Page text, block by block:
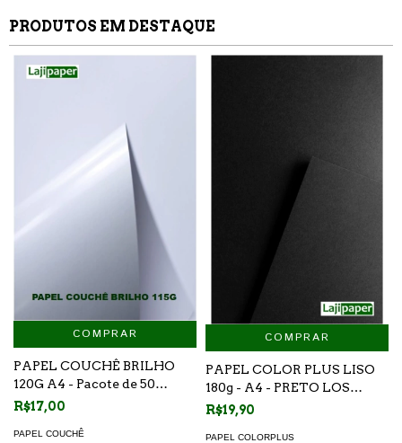
PRODUTOS EM DESTAQUE
COMPRAR
PAPEL COUCHÊ BRILHO
120G A4 - Pacote de 50
folhas
R$17,00
PAPEL COUCHÊ
COMPRAR
PAPEL COLOR PLUS LISO
180g - A4 - PRETO LOS
ANGELES - PACOTE 20
R$19,90
PAPEL COLORPLUS